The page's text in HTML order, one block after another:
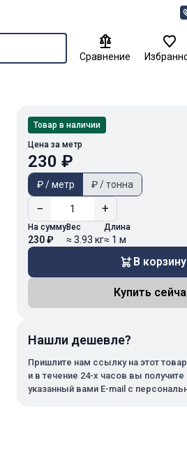
Сравнение
Товар в наличии
Цена за метр
230 ₽
₽ / метр ₽ / тонна
− +
На сумму
230 ₽
Вес
≈ 3.93 кг
Длина
≈ 1 м
В корзину
Купить
Нашли дешевле?
Пришлите нам ссылку на этот
и в течение 24-х часов вы
указанный вами E-mail с